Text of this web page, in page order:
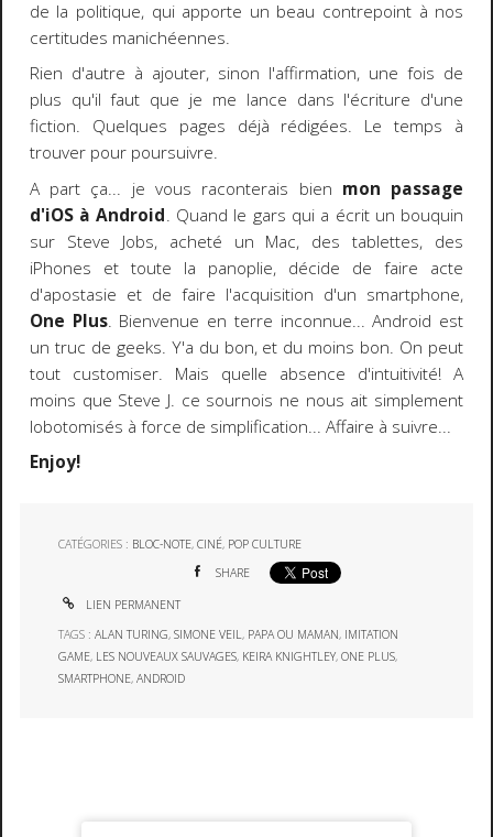
de la politique, qui apporte un beau contrepoint à nos
certitudes manichéennes.
Rien d'autre à ajouter, sinon l'affirmation, une fois de
plus qu'il faut que je me lance dans l'écriture d'une
fiction. Quelques pages déjà rédigées. Le temps à
trouver pour poursuivre.
A part ça... je vous raconterais bien mon passage
d'iOS à Android. Quand le gars qui a écrit un bouquin
sur Steve Jobs, acheté un Mac, des tablettes, des
iPhones et toute la panoplie, décide de faire acte
d'apostasie et de faire l'acquisition d'un smartphone,
One Plus. Bienvenue en terre inconnue... Android est
un truc de geeks. Y'a du bon, et du moins bon. On peut
tout customiser. Mais quelle absence d'intuitivité! A
moins que Steve J. ce sournois ne nous ait simplement
lobotomisés à force de simplification... Affaire à suivre...
Enjoy!
CATÉGORIES : BLOC-NOTE,CINÉ, POP CULTURE
SHARE
LIEN PERMANENT
TAGS :ALAN TURING,SIMONE VEIL , PAPA OU MAMAN, IMITATION
GAME, LES NOUVEAUX SAUVAGES, KEIRA KNIGHTLEY,ONE PLUS,
SMARTPHONE,ANDROID